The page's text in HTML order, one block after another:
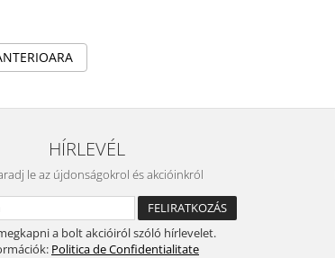
HÍRLEVÉL
le az újdonságokrol és akcióinkról
a bolt akcióiról szóló hírlevelet.
Politica de Confidentialitate